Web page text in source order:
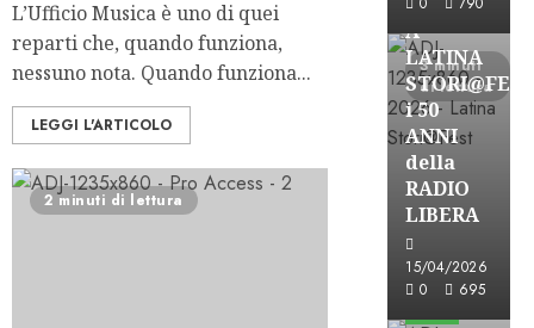
L’Ufficio Musica è uno di quei
reparti che, quando funziona,
nessuno nota. Quando funziona...
LEGGI L'ARTICOLO
2 minuti di lettura
3 minuti
di lettura
A
LATINA
i 50
ANNI
della
RADIO
LIBERA
15/04/2026
0
695
Astorri News